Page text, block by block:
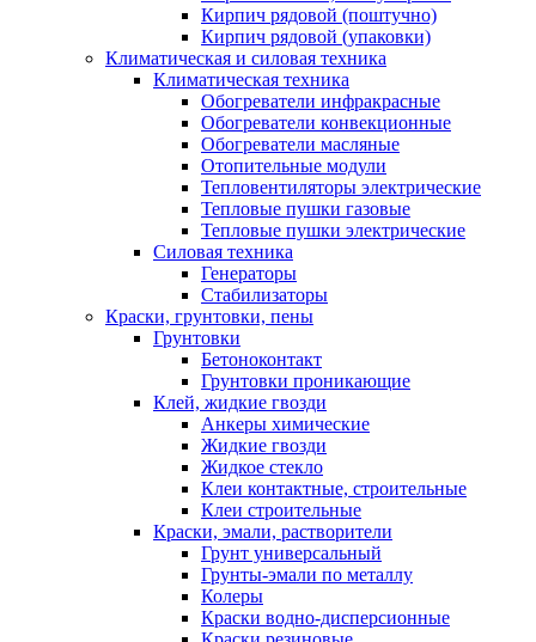
Кирпич рядовой (поштучно)
Кирпич рядовой (упаковки)
Климатическая и силовая техника
Климатическая техника
Обогреватели инфракрасные
Обогреватели конвекционные
Обогреватели масляные
Отопительные модули
Тепловентиляторы электрические
Тепловые пушки газовые
Тепловые пушки электрические
Силовая техника
Генераторы
Стабилизаторы
Краски, грунтовки, пены
Грунтовки
Бетоноконтакт
Грунтовки проникающие
Клей, жидкие гвозди
Анкеры химические
Жидкие гвозди
Жидкое стекло
Клеи контактные, строительные
Клеи строительные
Краски, эмали, растворители
Грунт универсальный
Грунты-эмали по металлу
Колеры
Краски водно-дисперсионные